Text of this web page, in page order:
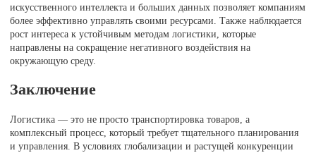
искусственного интеллекта и больших данных позволяет компаниям
более эффективно управлять своими ресурсами. Также наблюдается
рост интереса к устойчивым методам логистики, которые
направлены на сокращение негативного воздействия на
окружающую среду.
Заключение
Логистика — это не просто транспортировка товаров, а
комплексный процесс, который требует тщательного планирования
и управления. В условиях глобализации и растущей конкуренции